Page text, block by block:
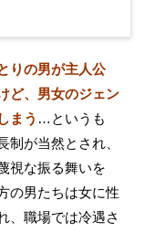
りの男が主人公
ど、男女のジェン
まう …というも
が当然とされ、
視な振る舞いを
の男たちは女に性
、職場では冷遇さ